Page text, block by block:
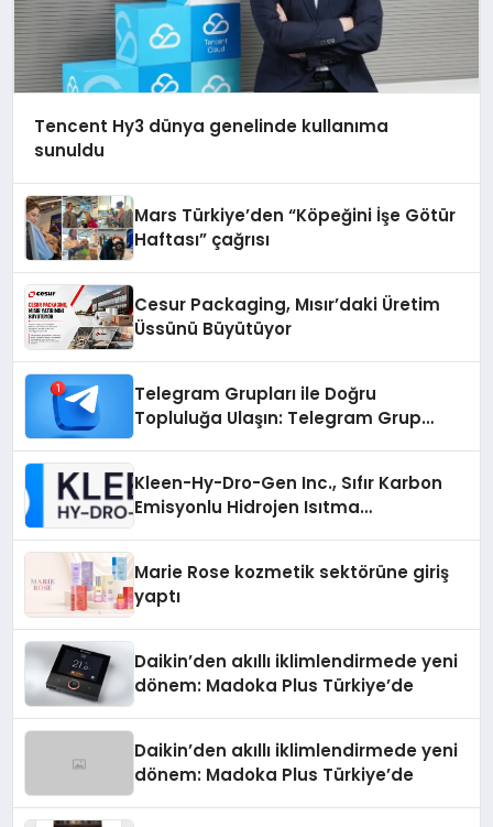
Tencent Hy3 dünya genelinde kullanıma
sunuldu
Mars Türkiye’den “Köpeğini İşe Götür
Haftası” çağrısı
Cesur Packaging, Mısır’daki Üretim
Üssünü Büyütüyor
Telegram Grupları ile Doğru
Topluluğa Ulaşın: Telegram Grup
Kleen-Hy-Dro-Gen Inc., Sıfır Karbon
Emisyonlu Hidrojen Isıtma
Marie Rose kozmetik sektörüne giriş
yaptı
Daikin’den akıllı iklimlendirmede yeni
dönem: Madoka Plus Türkiye’de
Daikin’den akıllı iklimlendirmede yeni
dönem: Madoka Plus Türkiye’de